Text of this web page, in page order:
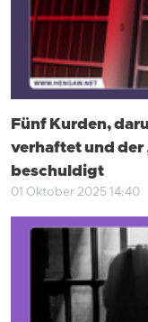
Fünf Kurden,
verhaftet und der
beschuldigt
01 Oktober 2025 14:40